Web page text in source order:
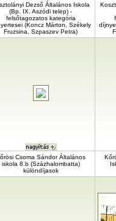
Dezső Általános Iskola
(Bp. IX. Aszódi telep) -
felsőtagozatos kategória
(Koncz Márton, Székely
Fruzsina, Szpaszev Petra)
Csoma Sándor Általános
iskola 8.b (Százhalombatta)
különdíjasok